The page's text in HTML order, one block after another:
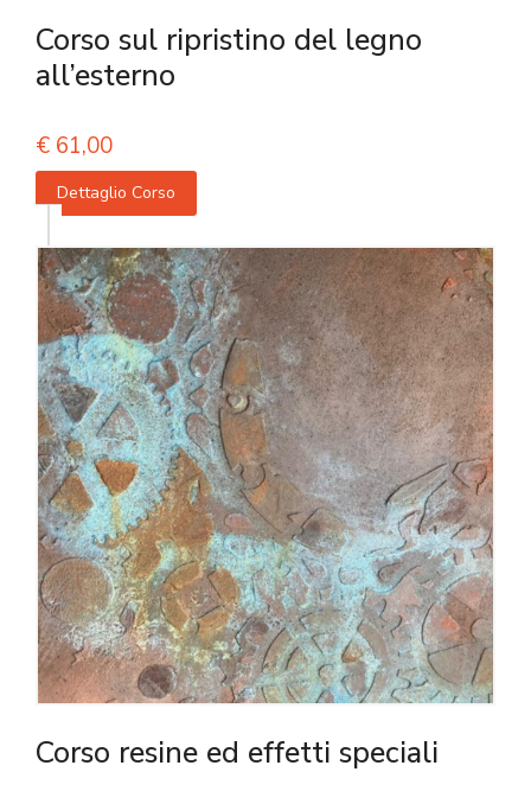
Corso sul ripristino del legno
all’esterno
€ 61,00
Dettaglio Corso
Corso resine ed effetti speciali